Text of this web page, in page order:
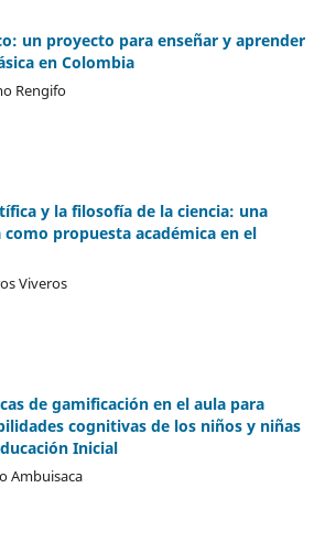
un proyecto para enseñar y aprender
en Colombia
Rengifo
y la filosofía de la ciencia: una
como propuesta académica en el
Viveros
de gamificación en el aula para
cognitivas de los niños y niñas
Inicial
Ambuisaca